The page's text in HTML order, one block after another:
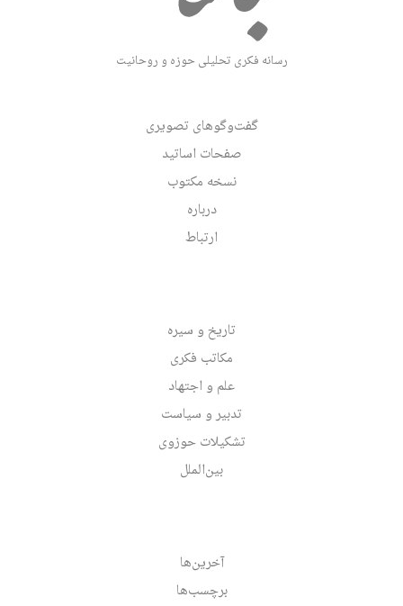
رسانه فکری تحلیلی حوزه و روحانیت
گفت‌وگوهای تصویری
صفحات اساتید
نسخه مکتوب
درباره
ارتباط
تاریخ و سیره
مکاتب فکری
علم و اجتهاد
تدبیر و سیاست
تشکیلات حوزوی
بین‌الملل
آخرین‌ها
برچسب‌ها